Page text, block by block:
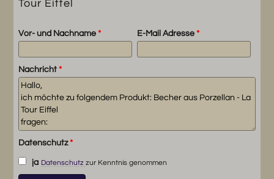
Tour Eiffel
Vor- und Nachname* E-Mail Adresse *
Nachricht*
Datenschutz*
ja Datenschutz zur Kenntnis genommen